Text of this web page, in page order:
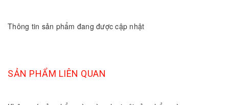
Thông tin sản phẩm đang được cập nhật
SẢN PHẨM LIÊN QUAN